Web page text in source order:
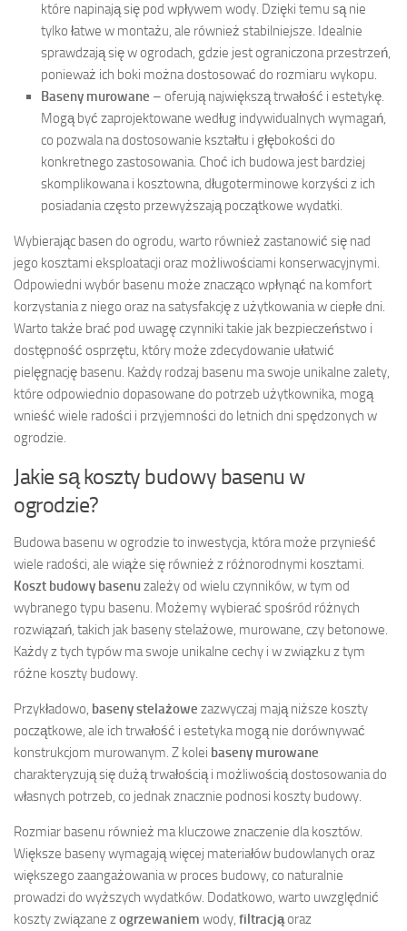
które napinają się pod wpływem wody. Dzięki temu są nie
tylko łatwe w montażu, ale również stabilniejsze. Idealnie
sprawdzają się w ogrodach, gdzie jest ograniczona przestrzeń,
ponieważ ich boki można dostosować do rozmiaru wykopu.
Baseny murowane – oferują największą trwałość i estetykę.
Mogą być zaprojektowane według indywidualnych wymagań,
co pozwala na dostosowanie kształtu i głębokości do
konkretnego zastosowania. Choć ich budowa jest bardziej
skomplikowana i kosztowna, długoterminowe korzyści z ich
posiadania często przewyższają początkowe wydatki.
Wybierając basen do ogrodu, warto również zastanowić się nad
jego kosztami eksploatacji oraz możliwościami konserwacyjnymi.
Odpowiedni wybór basenu może znacząco wpłynąć na komfort
korzystania z niego oraz na satysfakcję z użytkowania w ciepłe dni.
Warto także brać pod uwagę czynniki takie jak bezpieczeństwo i
dostępność osprzętu, który może zdecydowanie ułatwić
pielęgnację basenu. Każdy rodzaj basenu ma swoje unikalne zalety,
które odpowiednio dopasowane do potrzeb użytkownika, mogą
wnieść wiele radości i przyjemności do letnich dni spędzonych w
ogrodzie.
Jakie są koszty budowy basenu w
ogrodzie?
Budowa basenu w ogrodzie to inwestycja, która może przynieść
wiele radości, ale wiąże się również z różnorodnymi kosztami.
Koszt budowy basenuzależy od wielu czynników, w tym od
wybranego typu basenu. Możemy wybierać spośród różnych
rozwiązań, takich jak baseny stelażowe, murowane, czy betonowe.
Każdy z tych typów ma swoje unikalne cechy i w związku z tym
różne koszty budowy.
Przykładowo, baseny stelażowe zazwyczaj mają niższe koszty
początkowe, ale ich trwałość i estetyka mogą nie dorównywać
konstrukcjom murowanym. Z kolei baseny murowane
charakteryzują się dużą trwałością i możliwością dostosowania do
własnych potrzeb, co jednak znacznie podnosi koszty budowy.
Rozmiar basenu również ma kluczowe znaczenie dla kosztów.
Większe baseny wymagają więcej materiałów budowlanych oraz
większego zaangażowania w proces budowy, co naturalnie
prowadzi do wyższych wydatków. Dodatkowo, warto uwzględnić
koszty związane zogrzewaniem wody, filtracjąoraz